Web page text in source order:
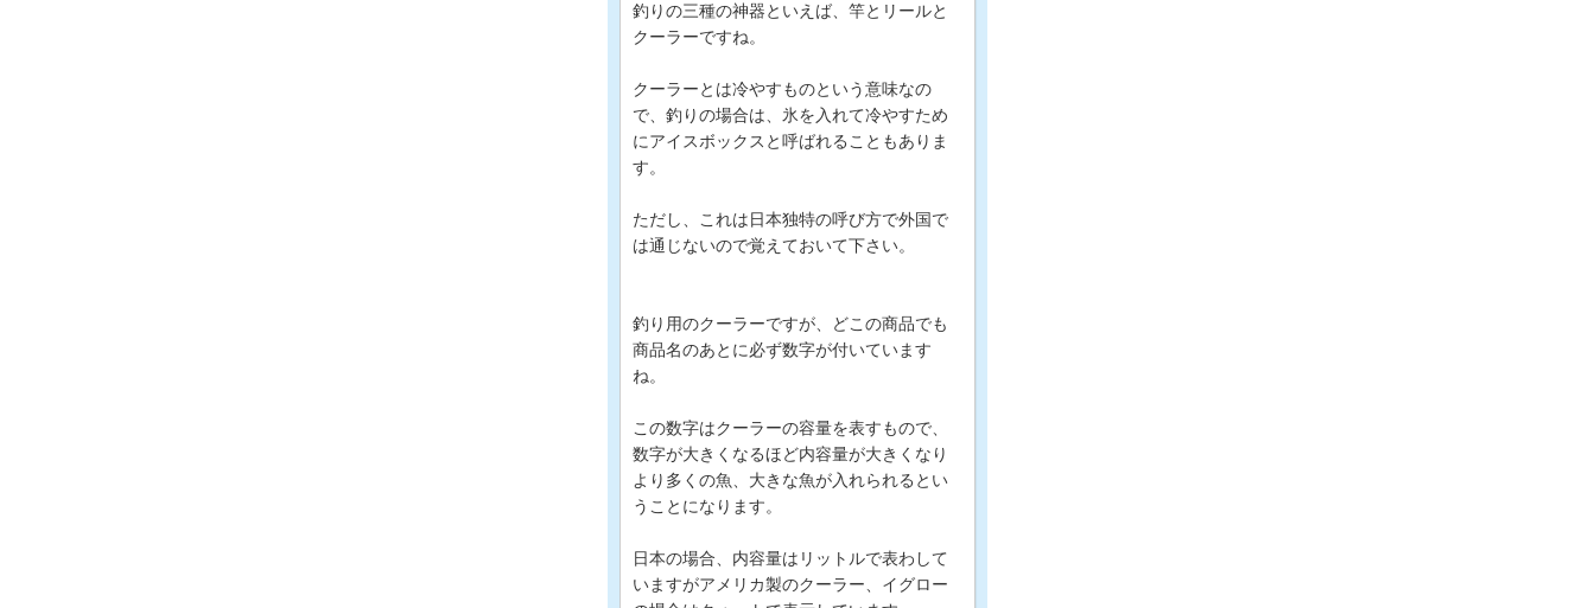
釣りの三種の神器といえば、竿とリールと
クーラーですね。
クーラーとは冷やすものという意味なの
で、釣りの場合は、氷を入れて冷やすため
にアイスボックスと呼ばれることもありま
す。
ただし、これは日本独特の呼び方で外国で
は通じないので覚えておいて下さい。
釣り用のクーラーですが、どこの商品でも
商品名のあとに必ず数字が付いています
ね。
この数字はクーラーの容量を表すもので、
数字が大きくなるほど内容量が大きくなり
より多くの魚、大きな魚が入れられるとい
うことになります。
日本の場合、内容量はリットルで表わして
いますがアメリカ製のクーラー、イグロー